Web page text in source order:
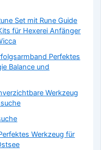
Set mit Rune Guide
für Hexerei Anfänger
Perfektes
Balance und
Werkzeug
Werkzeug für